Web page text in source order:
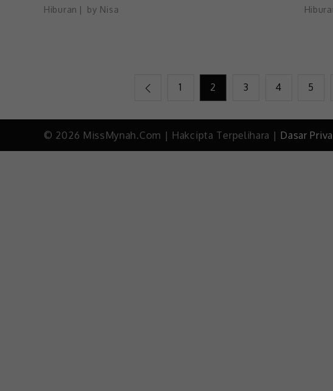
Hiburan by Nisa
1 2 3 4 5
© 2026 MissMynah.Com | Hakcipta Terpelihara | Dasar